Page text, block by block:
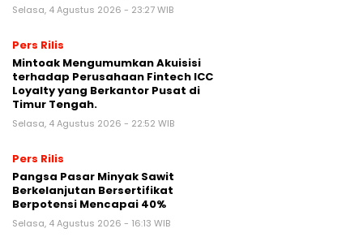
Selasa, 4 Agustus 2026 - 23:27 WIB
Pers Rilis
Mintoak Mengumumkan Akuisisi
terhadap Perusahaan Fintech ICC
Loyalty yang Berkantor Pusat di
Timur Tengah.
Selasa, 4 Agustus 2026 - 22:52 WIB
Pers Rilis
Pangsa Pasar Minyak Sawit
Berkelanjutan Bersertifikat
Berpotensi Mencapai 40%
Selasa, 4 Agustus 2026 - 16:13 WIB